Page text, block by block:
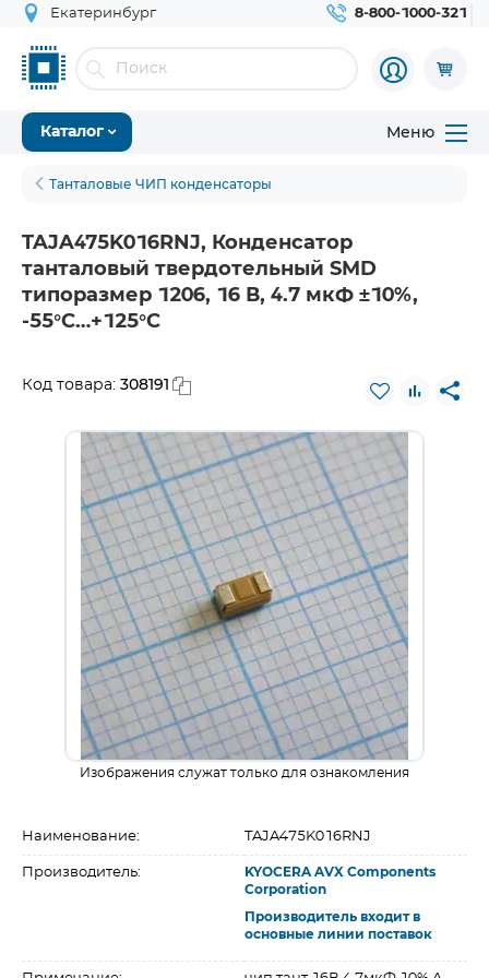
Екатеринбург 8-800-1000-321
Каталог Меню
Танталовые ЧИП конденсаторы
TAJA475K016RNJ, Конденсатор
танталовый твердотельный SMD
типоразмер 1206, 16 В, 4.7 мкФ ±10%,
-55°С…+125°С
Код товара: 308191
Изображения служат только для ознакомления
Наименование: TAJA475K016RNJ
Производитель:
KYOCERA AVX Components
Corporation
Производитель входит в
основные линии поставок